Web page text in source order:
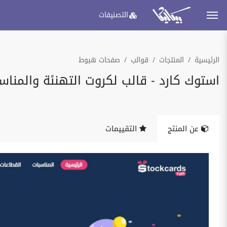
التصنيفات
الرئيسية المنتجات قوالب صفحات هبوط
استوك كارد - قالب لكروت التهنئة
عن المنتج التقييمات